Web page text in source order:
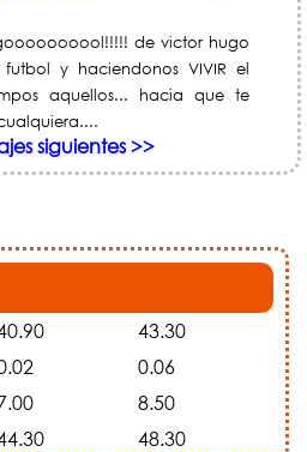
de victor hugo
y haciendonos VIVIR el
aquellos... hacia que te
siguientes >>
43.30
0.06
8.50
48.30